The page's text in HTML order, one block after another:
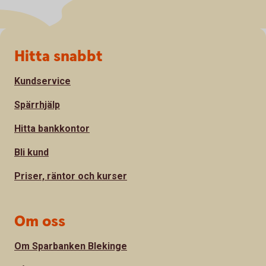
Sidfot
Hitta snabbt
Kundservice
Spärrhjälp
Hitta bankkontor
Bli kund
Priser, räntor och kurser
Om oss
Om Sparbanken Blekinge